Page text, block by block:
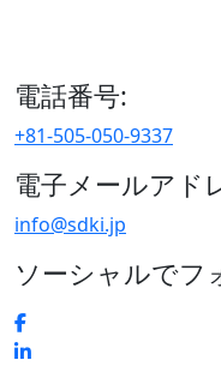
電話番号:
+81-505-050-9337
電子メールアド
info@sdki.jp
ソーシャルでフ